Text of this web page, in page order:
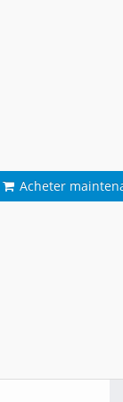
Acheter